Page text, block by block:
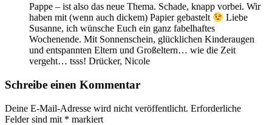
Pappe – ist also das neue Thema. Schade, knapp vorbei. Wir
haben mit (wenn auch dickem) Papier gebastelt
Liebe
Susanne, ich wünsche Euch ein ganz fabelhaftes
Wochenende. Mit Sonnenschein, glücklichen Kinderaugen
und entspannten Eltern und Großeltern… wie die Zeit
vergeht… tsss! Drücker, Nicole
Schreibe einen Kommentar
Deine E-Mail-Adresse wird nicht veröffentlicht. Erforderliche
Felder sind mit * markiert